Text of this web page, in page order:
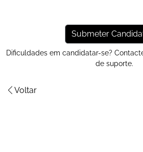
Dificuldades em candidatar-se?
de suporte.
Voltar